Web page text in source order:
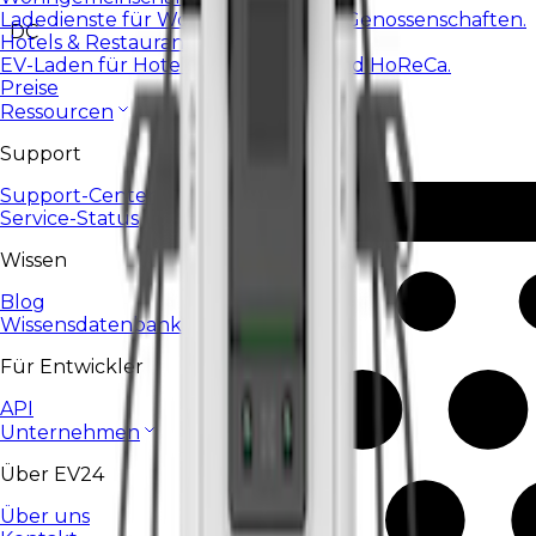
Ladedienste für Wohnanlagen und Genossenschaften.
Hotels & Restaurants
EV-Laden für Hotels, Restaurants und HoReCa.
Preise
Ressourcen
Support
Support-Center
Service-Status
Wissen
Blog
Wissensdatenbank
Für Entwickler
API
Unternehmen
Über EV24
Über uns
DC